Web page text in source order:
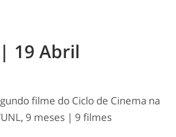
19 Abril
filme do Ciclo de Cinema na
9 meses | 9 filmes